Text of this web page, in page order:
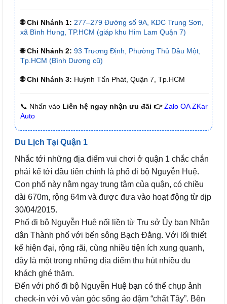
🌐 Chi Nhánh 1: 277–279 Đường số 9A, KDC Trung Sơn,
xã Bình Hưng, TP.HCM (giáp khu Him Lam Quận 7)
🌐 Chi Nhánh 2: 93 Trương Định, Phường Thủ Dầu Một,
Tp.HCM (Bình Dương cũ)
🌐 Chi Nhánh 3: Huỳnh Tấn Phát, Quận 7, Tp.HCM
📞 Nhấn vào Liên hệ ngay nhận ưu đãi 👉 Zalo OA ZKar
Auto
Du Lịch Tại Quận 1
Nhắc tới những địa điểm vui chơi ở quận 1 chắc chắn
phải kể tới đầu tiên chính là phố đi bộ Nguyễn Huệ.
Con phố này nằm ngay trung tâm của quận, có chiều
dài 670m, rộng 64m và được đưa vào hoạt động từ dịp
30/04/2015.
Phố đi bộ Nguyễn Huệ nối liền từ Trụ sở Ủy ban Nhân
dân Thành phố với bến sông Bạch Đằng. Với lối thiết
kế hiện đại, rộng rãi, cùng nhiều tiện ích xung quanh,
đây là một trong những địa điểm thu hút nhiều du
khách ghé thăm.
Đến với phố đi bộ Nguyễn Huệ bạn có thể chụp ảnh
check-in với vô vàn góc sống ảo đậm “chất Tây”. Bên